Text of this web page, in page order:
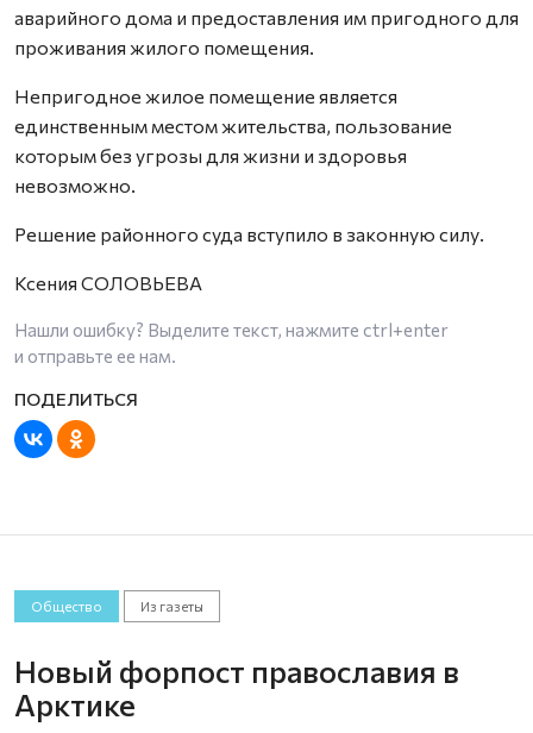
аварийного дома и предоставления им пригодного для
проживания жилого помещения.
Непригодное жилое помещение является
единственным местом жительства, пользование
которым без угрозы для жизни и здоровья
невозможно.
Решение районного суда вступило в законную силу.
Ксения СОЛОВЬЕВА
Нашли ошибку? Выделите текст, нажмите ctrl+enter
и отправьте ее нам.
Общество Из газеты
Новый форпост православия в
Арктике